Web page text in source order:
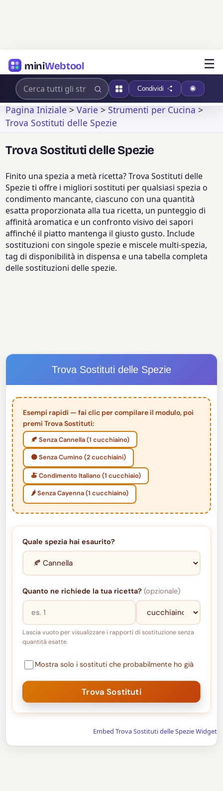
miniWebtool ☰
Condividi
Pagina Iniziale>Varie>Strumenti per Cucina>
Trova Sostituti delle Spezie
Trova Sostituti delle Spezie
Finito una spezia a metà ricetta? Trova Sostituti delle
Spezie ti offre i migliori sostituti per qualsiasi spezia o
condimento mancante, ciascuno con una quantità
esatta proporzionata alla tua ricetta, un punteggio di
affinità aromatica e un confronto visivo dei sapori
affinché il piatto mantenga il giusto gusto. Include
sostituzioni con singole spezie e miscele multi-spezia,
tag di disponibilità in dispensa e una tabella completa
delle sostituzioni delle spezie.
Trova Sostituti delle Spezie
Esempi rapidi — fai clic per compilare il modulo, poi
premi Trova Sostituti:
🍂 Senza Cannella (1 cucchiaino)
🟤 Senza Cumino (2 cucchiaini)
🍝 Condimento Italiano (1 cucchiaio)
🌶️ Senza Cayenna (1 cucchiaino)
Quale spezia hai esaurito?
Quanto ne richiede la tua ricetta?(opzionale)
Lascia vuoto per visualizzare i rapporti di sostituzione senza
quantità esatte.
Mostra solo i sostituti che probabilmente ho già
Embed Trova Sostituti delle Spezie Widget